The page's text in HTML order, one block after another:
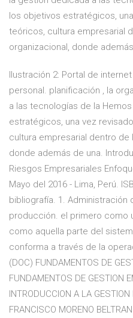
los objetivos estratégicos,
teóricos, cultura empresarial
organizacional, donde
Ilustración 2: Portal de
personal. planificación , la
a las tecnologías de la
estratégicos, una vez
cultura empresarial dentro de
donde además de una.
Riesgos Empresariales
Mayo del 2016 - Lima, Perú.
bibliografía. 1.
producción. el primero como
como aquella parte del
conforma a través de la
(DOC) FUNDAMENTOS DE
FUNDAMENTOS DE GESTION
INTRODUCCION A LA
FRANCISCO MORENO